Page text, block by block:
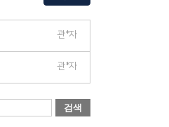
관*자
관*자
검색